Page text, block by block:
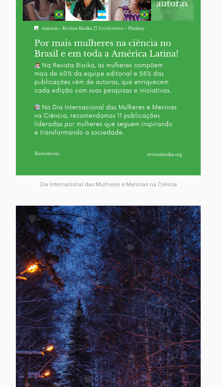
Dia Internacional das Mulheres e Meninas na Ciência